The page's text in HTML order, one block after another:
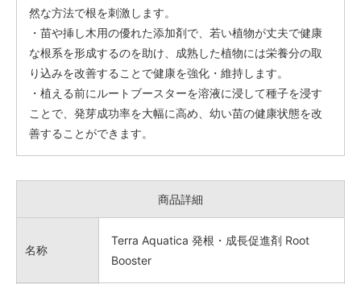
然な方法で根を刺激します。
・苗や挿し木用の優れた添加剤で、若い植物が丈夫で健康
な根系を形成するのを助け、成熟した植物には栄養分の取
り込みを改善することで健康を強化・維持します。
・植える前にルートブースターを溶液に浸して種子を浸す
ことで、発芽成功率を大幅に高め、幼い苗の健康状態を改
善することができます。
商品詳細
名称
Terra Aquatica 発根・成長促進剤 Root
Booster